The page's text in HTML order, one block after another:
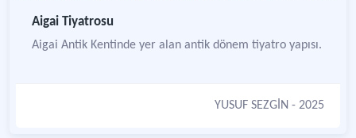
Aigai Tiyatrosu
Aigai Antik Kentinde yer alan antik dönem tiyatro yapısı.
YUSUF SEZGİN - 2025